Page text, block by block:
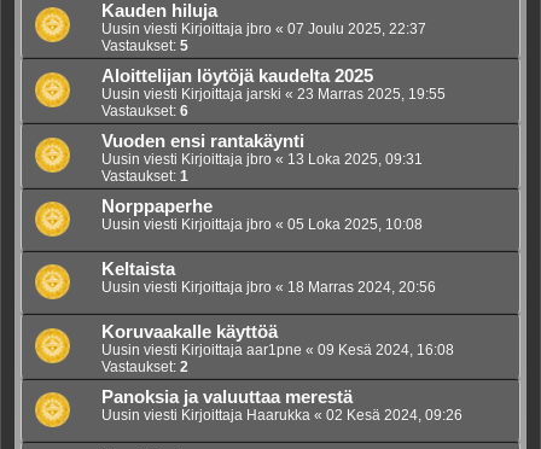
Kauden hiluja
Uusin viesti Kirjoittaja jbro « 07 Joulu 2025, 22:37
Vastaukset: 5
Aloittelijan löytöjä kaudelta 2025
Uusin viesti Kirjoittaja jarski « 23 Marras 2025, 19:55
Vastaukset: 6
Vuoden ensi rantakäynti
Uusin viesti Kirjoittaja jbro « 13 Loka 2025, 09:31
Vastaukset: 1
Norppaperhe
Uusin viesti Kirjoittaja jbro « 05 Loka 2025, 10:08
Keltaista
Uusin viesti Kirjoittaja jbro « 18 Marras 2024, 20:56
Koruvaakalle käyttöä
Uusin viesti Kirjoittaja aar1pne « 09 Kesä 2024, 16:08
Vastaukset: 2
Panoksia ja valuuttaa merestä
Uusin viesti Kirjoittaja Haarukka « 02 Kesä 2024, 09:26